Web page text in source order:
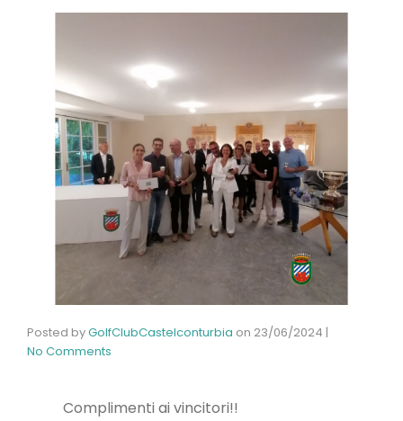
Posted byGolfClubCastelconturbia on 23/06/2024 |
No Comments
Complimenti ai vincitori!!